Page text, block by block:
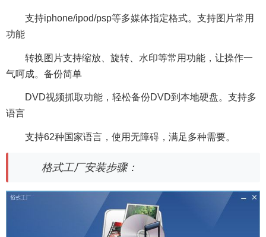
支持iphone/ipod/psp等多媒体指定格式。支持图片常用
功能
转换图片支持缩放、旋转、水印等常用功能，让操作一
气呵成。备份简单
DVD视频抓取功能，轻松备份DVD到本地硬盘。支持多
语言
支持62种国家语言，使用无障碍，满足多种需要。
格式工厂安装步骤：